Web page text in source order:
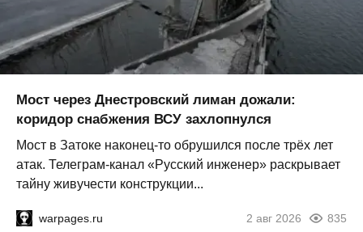
Мост через Днестровский лиман дожали:
коридор снабжения ВСУ захлопнулся
Мост в Затоке наконец-то обрушился после трёх лет
атак. Телеграм-канал «Русский инженер» раскрывает
тайну живучести конструкции...
warpages.ru 2 авг 2026 835